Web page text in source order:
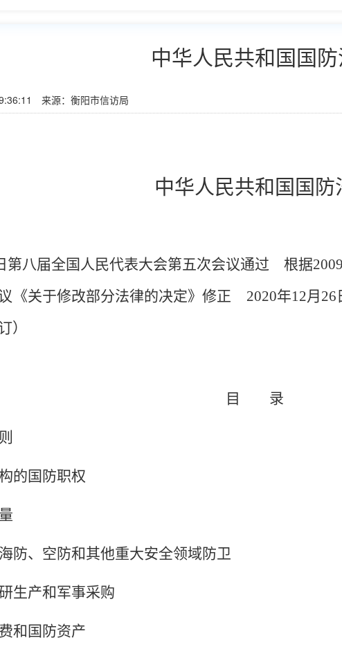
中华人民共和国国
来源：衡阳市信访局
中华人民共和国国防
第八届全国人民代表大会第五次会议通过 根据2009
《关于修改部分法律的决定》修正 2020年12月 26
）
目 录
的国防职权
防、空防和其他重大安全领域防卫
生产和军事采购
和国防资产